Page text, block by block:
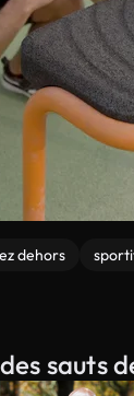
dehors
sauts